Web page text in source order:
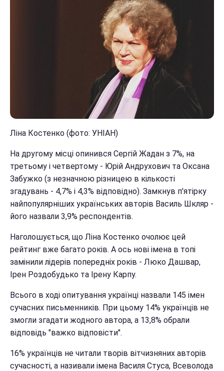
Ліна Костенко (фото: УНІАН)
На другому місці опинився Сергій Жадан з 7%, на
третьому і четвертому - Юрій Андрухович та Оксана
Забужко (з незначною різницею в кількості
згадувань - 4,7% і 4,3% відповідно). Замкнув п'ятірку
найпопулярніших українських авторів Василь Шкляр -
його назвали 3,9% респондентів.
Наголошується, що Ліна Костенко очолює цей
рейтинг вже багато років. А ось нові імена в топі
замінили лідерів попередніх років - Люко Дашвар,
Ірен Роздобудько та Ірену Карпу.
Всього в ході опитування українці назвали 145 імен
сучасних письменників. При цьому 14% українців не
змогли згадати жодного автора, а 13,8% обрали
відповідь "важко відповісти".
16% українців не читали творів вітчизняних авторів
сучасності, а називали імена Василя Стуса, Всеволода